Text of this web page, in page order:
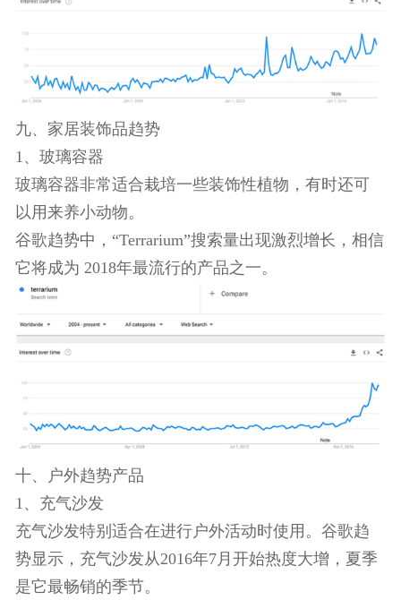
2、止鼾器
打鼾和睡眠呼吸暂停常常导致夫妻双方产生矛盾，
因为一个人打鼾常常导致另一个人睡眠质量下降，
止鼾器能有效解决这个问题。
此外，谷歌趋势显示，止鼾器的搜索持续增长，而
且没有明显的季节性，这使得它在小众市场具有一
定的优势。
九、家居装饰品趋势
1、玻璃容器
玻璃容器非常适合栽培一些装饰性植物，有时还可
以用来养小动物。
谷歌趋势中，“Terrarium”搜索量出现激烈增长，相